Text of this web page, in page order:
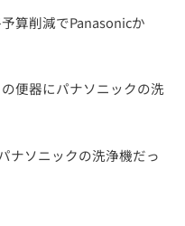
算削減でPanasonicか
便器にパナソニックの洗
ナソニックの洗浄機だっ